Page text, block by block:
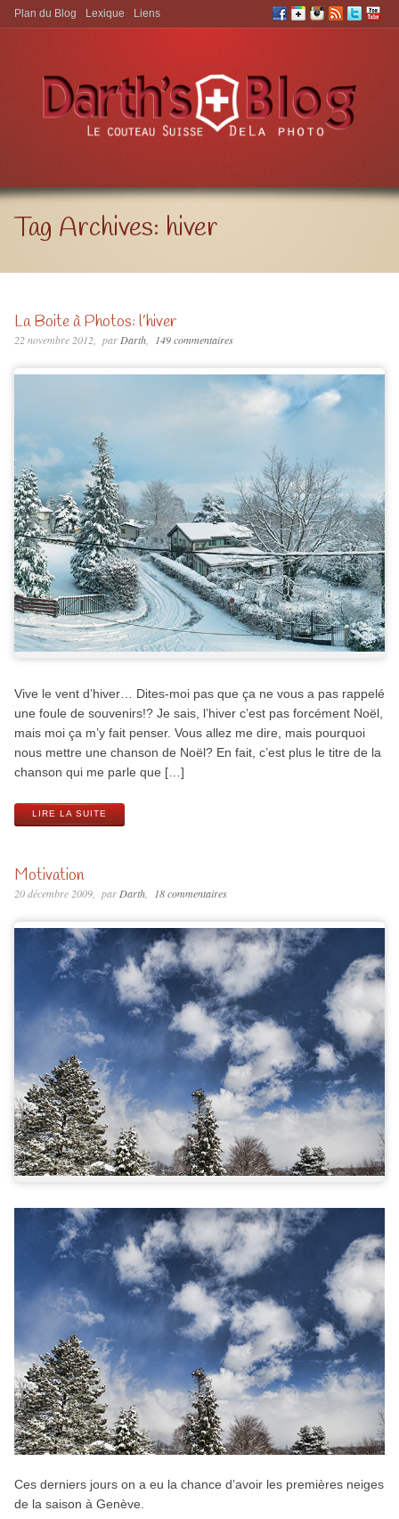
Aller à:
Plan du Blog Lexique Liens
Tag Archives: hiver
La Boite à Photos: l’hiver
22 novembre 2012 parDarth 149 commentaires
Vive le vent d’hiver… Dites-moi pas que ça ne vous a pas rappelé
une foule de souvenirs!? Je sais, l’hiver c’est pas forcément Noël,
mais moi ça m’y fait penser. Vous allez me dire, mais pourquoi
nous mettre une chanson de Noël? En fait, c’est plus le titre de la
chanson qui me parle que […]
LIRE LA SUITE
Motivation
20 décembre 2009 par Darth 18 commentaires
Ces derniers jours on a eu la chance d’avoir les premières neiges
de la saison à Genève.